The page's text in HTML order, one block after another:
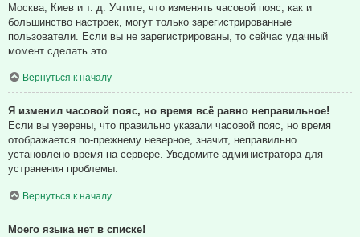
Москва, Киев и т. д. Учтите, что изменять часовой пояс, как и
большинство настроек, могут только зарегистрированные
пользователи. Если вы не зарегистрированы, то сейчас удачный
момент сделать это.
Вернуться к началу
Я изменил часовой пояс, но время всё равно неправильное!
Если вы уверены, что правильно указали часовой пояс, но время
отображается по-прежнему неверное, значит, неправильно
установлено время на сервере. Уведомите администратора для
устранения проблемы.
Вернуться к началу
Моего языка нет в списке!